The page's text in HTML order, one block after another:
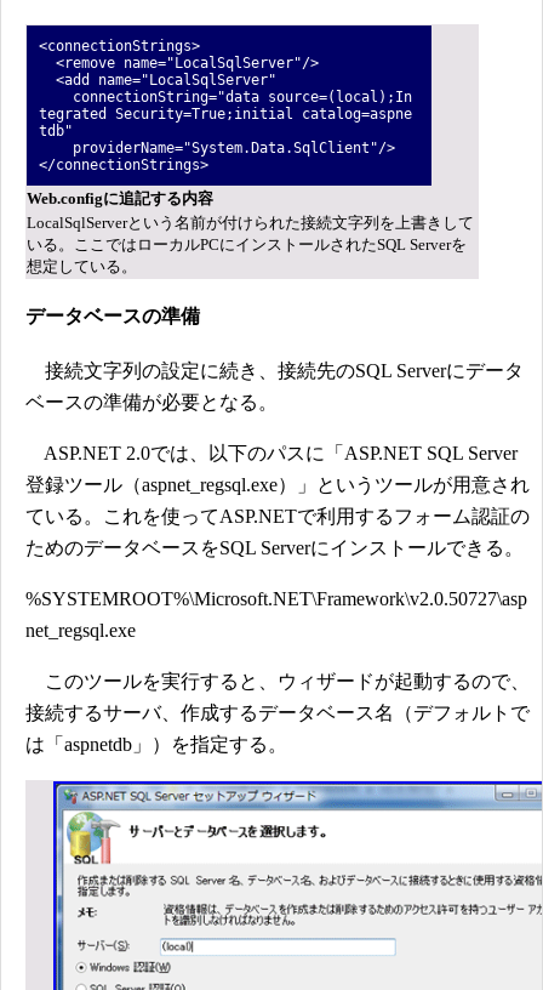
<connectionStrings>
<remove name="LocalSqlServer"/>
<add name="LocalSqlServer"
connectionString="data source=(local);In
tegrated Security=True;initial catalog=aspne
tdb"
providerName="System.Data.SqlClient"/>
</connectionStrings>
Web.configに追記する内容
LocalSqlServerという名前が付けられた接続文字列を上書きして
いる。ここではローカルPCにインストールされたSQL Serverを
想定している。
データベースの準備
接続文字列の設定に続き、接続先のSQL Serverにデータ
ベースの準備が必要となる。
ASP.NET 2.0では、以下のパスに「ASP.NET SQL Server
登録ツール（aspnet_regsql.exe）」というツールが用意され
ている。これを使ってASP.NETで利用するフォーム認証の
ためのデータベースをSQL Serverにインストールできる。
%SYSTEMROOT%\Microsoft.NET\Framework\v2.0.50727\asp
net_regsql.exe
このツールを実行すると、ウィザードが起動するので、
接続するサーバ、作成するデータベース名（デフォルトで
は「aspnetdb」）を指定する。